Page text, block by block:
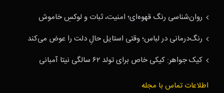
روان‌شناسی رنگ قهوه‌ای؛ امنیت، ثبات و لوکسِ خاموش
رنگ‌درمانی در لباس؛ وقتی استایل حالِ دلت را عوض می‌کند
کیک جواهر: کیکی خاص برای تولد ۶۲ سالگی نیتا آمبانی
اطلاعات تماس با مجله